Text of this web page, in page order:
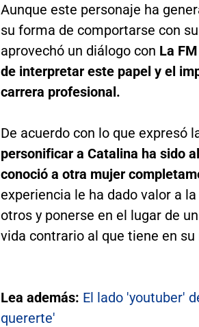
Aunque este personaje ha
su forma de comportarse con
aprovechó un diálogo con La FM
de interpretar este papel y el
carrera profesional.
De acuerdo con lo que expresó
personificar a Catalina ha sido
conoció a otra mujer
experiencia le ha dado valor a
otros y ponerse en el lugar de
vida contrario al que tiene en su
Lea además: El lado 'youtuber'
quererte'